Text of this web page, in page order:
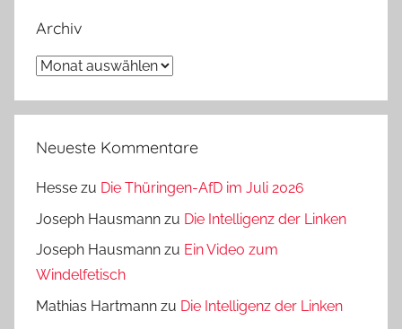
Archiv
Archiv
Neueste Kommentare
Hesse zu Die Thüringen-AfD im Juli 2026
Joseph Hausmann zu Die Intelligenz der Linken
Joseph Hausmann zu Ein Video zum
Windelfetisch
Mathias Hartmann zu Die Intelligenz der Linken